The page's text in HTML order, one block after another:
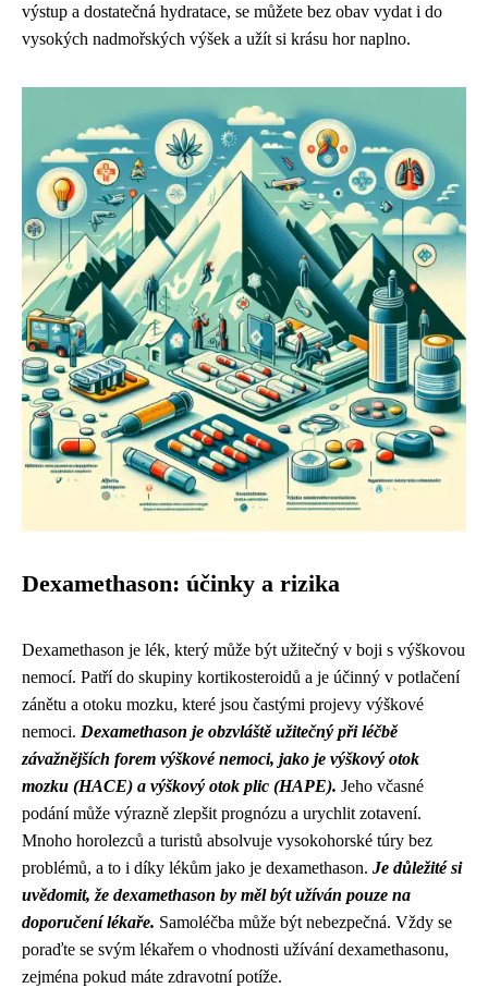
výstup a dostatečná hydratace, se můžete bez obav vydat i do
vysokých nadmořských výšek a užít si krásu hor naplno.
Dexamethason: účinky a rizika
Dexamethason je lék, který může být užitečný v boji s výškovou
nemocí. Patří do skupiny kortikosteroidů a je účinný v potlačení
zánětu a otoku mozku, které jsou častými projevy výškové
nemoci. Dexamethason je obzvláště užitečný při léčbě
závažnějších forem výškové nemoci, jako je výškový otok
mozku (HACE) a výškový otok plic (HAPE). Jeho včasné
podání může výrazně zlepšit prognózu a urychlit zotavení.
Mnoho horolezců a turistů absolvuje vysokohorské túry bez
problémů, a to i díky lékům jako je dexamethason. Je důležité si
uvědomit, že dexamethason by měl být užíván pouze na
doporučení lékaře. Samoléčba může být nebezpečná. Vždy se
poraďte se svým lékařem o vhodnosti užívání dexamethasonu,
zejména pokud máte zdravotní potíže.